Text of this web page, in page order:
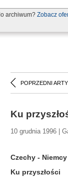
archiwum? Zobacz
POPRZEDNI
Ku
10 grudnia 1996 |
Czechy - Niemcy
Ku przyszłości